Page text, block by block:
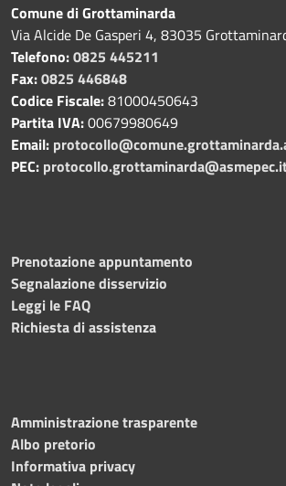
Comune di Grottaminarda
Via Alcide De Gasperi 4, 83035
Telefono:0825 445211
Fax:0825 446848
Codice Fiscale:81000450643
Partita IVA:00679980649
Email:
PEC:
Prenotazione appuntamento
Segnalazione disservizio
Leggi le FAQ
Richiesta di assistenza
Amministrazione trasparente
Albo pretorio
Informativa privacy